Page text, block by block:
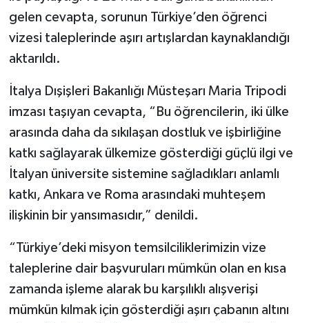
gelen cevapta, sorunun Türkiye’den öğrenci
vizesi taleplerinde aşırı artışlardan kaynaklandığı
aktarıldı.
İtalya Dışişleri Bakanlığı Müsteşarı Maria Tripodi
imzası taşıyan cevapta, “Bu öğrencilerin, iki ülke
arasında daha da sıkılaşan dostluk ve işbirliğine
katkı sağlayarak ülkemize gösterdiği güçlü ilgi ve
İtalyan üniversite sistemine sağladıkları anlamlı
katkı, Ankara ve Roma arasındaki muhteşem
ilişkinin bir yansımasıdır,” denildi.
“Türkiye’deki misyon temsilciliklerimizin vize
taleplerine dair başvuruları mümkün olan en kısa
zamanda işleme alarak bu karşılıklı alışverişi
mümkün kılmak için gösterdiği aşırı çabanın altını